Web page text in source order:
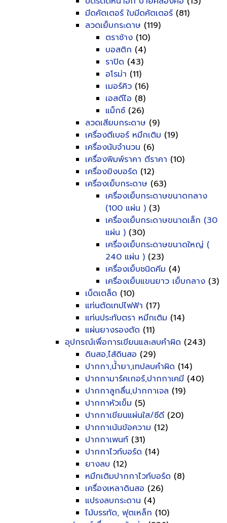
มีดคัตเตอร์ ใบมีดคัตเตอร์ (81)
ลวดเย็บกระดาษ (119)
ตราช้าง (10)
บอสติก (4)
ราปิด (43)
อโรม่า (11)
เมอร์คิว (16)
เอสดีไอ (8)
แม็กซ์ (26)
ลวดเสียบกระดาษ (9)
เครื่องตีเบอร์ หมึกเติม (19)
เครื่องนับจำนวน (6)
เครื่องพิมพ์ราคา ตีราคา (10)
เครื่องยิงบอร์ด (12)
เครื่องเย็บกระดาษ (63)
เครื่องเย็บกระดาษขนาดกลาง
(100 แผ่น ) (3)
เครื่องเย็บกระดาษขนาดเล็ก (30
แผ่น ) (30)
เครื่องเย็บกระดาษขนาดใหญ่ (
240 แผ่น ) (23)
เครื่องเย็บชนิดคีม (4)
เครื่องเย็บแขนยาว เย็บกลาง (3)
เบ็ดเตล็ด (10)
แท่นตัดเทปไฟฟ้า (17)
แท่นประทับตรา หมึกเติม (14)
แผ่นยางรองตัด (11)
อุปกรณ์เพื่อการเขียนและลบคำผิด (243)
ดินสอ,ไส้ดินสอ (29)
ปากกา,น้ำยา,เทปลบคำผิด (14)
ปากกามาร์คเกอร์,ปากกาเคมี (40)
ปากกาลูกลื่น,ปากกาเจล (19)
ปากกาหัวเข็ม (5)
ปากกาเขียนแผ่นใส/ซีดี (20)
ปากกาเน้นข้อความ (12)
ปากกาเพนท์ (31)
ปากกาไวท์บอร์ด (14)
ยางลบ (12)
หมึกเติมปากกาไวท์บอร์ด (8)
เครื่องเหลาดินสอ (26)
แปรงลบกระดาน (4)
ไม้บรรทัด, ฟุตเหล็ก (10)